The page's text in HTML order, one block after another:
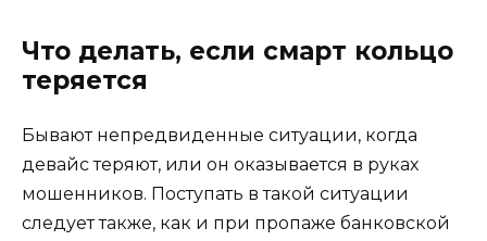
Что делать, если смарт кольцо
теряется
Бывают непредвиденные ситуации, когда
девайс теряют, или он оказывается в руках
мошенников. Поступать в такой ситуации
следует также, как и при пропаже банковской